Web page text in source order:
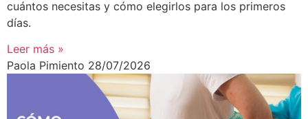
cuántos necesitas y cómo elegirlos para los primeros
días.
Leer más »
Paola Pimiento 28/07/2026